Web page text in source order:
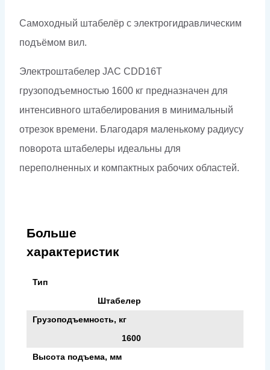
Самоходный штабелёр с электрогидравлическим
подъёмом вил.
Электроштабелер JAC CDD16T
грузоподъемностью 1600 кг предназначен для
интенсивного штабелирования в минимальный
отрезок времени. Благодаря маленькому радиусу
поворота штабелеры идеальны для
переполненных и компактных рабочих областей.
Больше
характеристик
Тип
Штабелер
Грузоподъемность, кг
1600
Высота подъема, мм